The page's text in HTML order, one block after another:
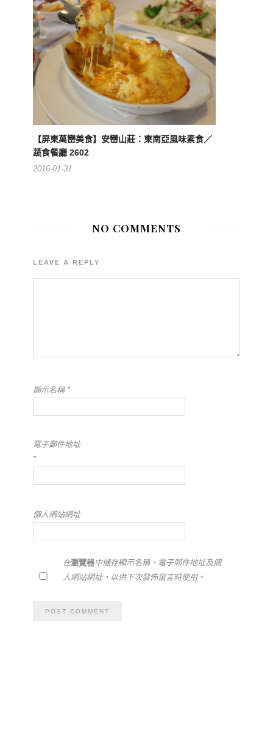
【屏東萬巒美食】安巒山莊：東南亞風味素食／
蔬食餐廳 2602
2016-01-31
NO COMMENTS
LEAVE A REPLY
顯示名稱 *
電子郵件地址
*
個人網站網址
在瀏覽器中儲存顯示名稱、電子郵件地址及個
人網站網址，以供下次發佈留言時使用。